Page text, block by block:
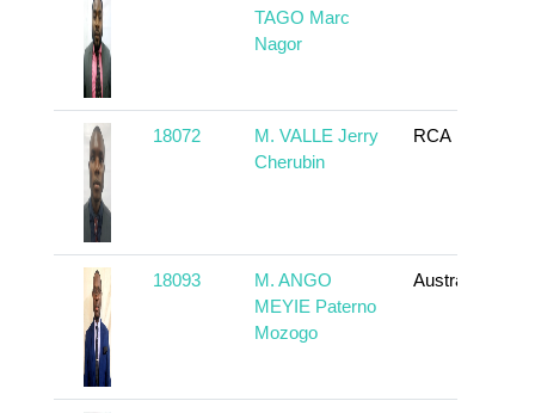
TAGO Marc
Nagor
18072
M. VALLE Jerry
Cherubin
RCA
18093
M. ANGO
MEYIE Paterno
Mozogo
Australia